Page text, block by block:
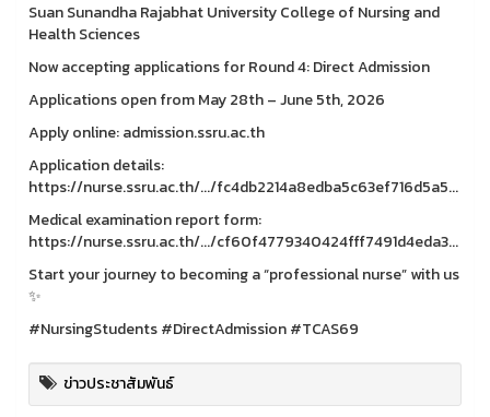
Suan Sunandha Rajabhat University College of Nursing and
Health Sciences
Now accepting applications for Round 4: Direct Admission
Applications open from May 28th – June 5th, 2026
Apply online: admission.ssru.ac.th
Application details:
https://nurse.ssru.ac.th/.../fc4db2214a8edba5c63ef716d5a5...
Medical examination report form:
https://nurse.ssru.ac.th/.../cf60f4779340424fff7491d4eda3...
Start your journey to becoming a “professional nurse” with us
✨
#NursingStudents #DirectAdmission #TCAS69
ข่าวประชาสัมพันธ์